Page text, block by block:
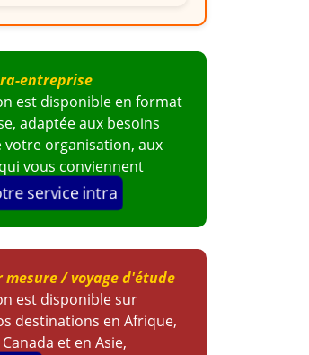
entreprise
est disponible en format
adaptée aux besoins
votre organisation, aux
vous conviennent
service intra
/ voyage d'étude
est disponible sur
destinations en Afrique,
et en Asie,